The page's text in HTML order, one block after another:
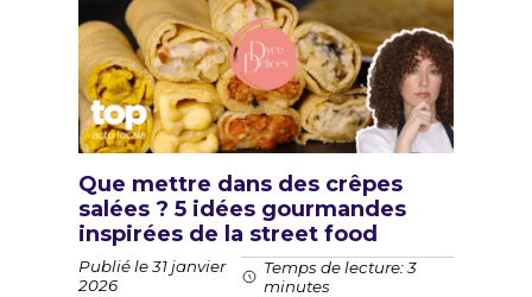
Que mettre dans des crêpes
salées ? 5 idées gourmandes
inspirées de la street food
Publié le 31 janvier
2026
Temps de lecture: 3
minutes